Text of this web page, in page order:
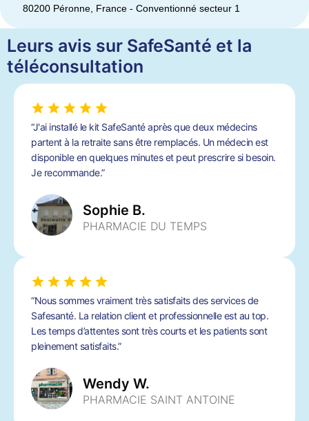
80200 Péronne, France - Conventionné secteur 1
Leurs avis sur SafeSanté et la
téléconsultation
“J'ai installé le kit SafeSanté après que deux médecins
partent à la retraite sans être remplacés. Un médecin est
disponible en quelques minutes et peut prescrire si besoin.
Je recommande.”
Sophie B.
PHARMACIE DU TEMPS
“Nous sommes vraiment très satisfaits des services de
Safesanté. La relation client et professionnelle est au top.
Les temps d’attentes sont très courts et les patients sont
pleinement satisfaits.”
Wendy W.
PHARMACIE SAINT ANTOINE